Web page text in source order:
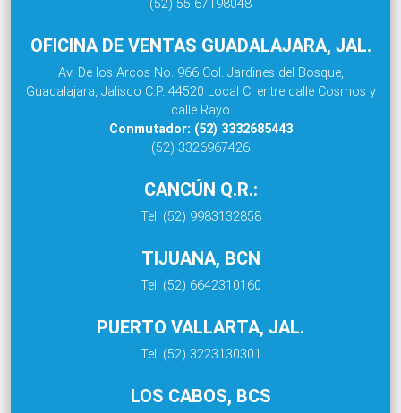
(52) 55 67198048
OFICINA DE VENTAS GUADALAJARA, JAL.
Av. De los Arcos No. 966 Col. Jardines del Bosque,
Guadalajara, Jalisco C.P. 44520 Local C, entre calle Cosmos y
calle Rayo
Conmutador: (52) 3332685443
(52) 3326967426
CANCÚN Q.R.:
Tel. (52) 9983132858
TIJUANA, BCN
Tel. (52) 6642310160
PUERTO VALLARTA, JAL.
Tel. (52) 3223130301
LOS CABOS, BCS